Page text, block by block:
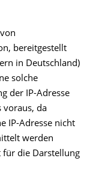
bereitgestellt
in Deutschland)
solche
der IP-Adresse
voraus, da
IP-Adresse nicht
werden
für die Darstellung